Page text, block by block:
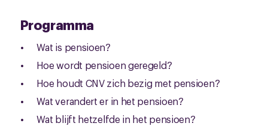
Programma
Wat is pensioen?
Hoe wordt pensioen geregeld?
Hoe houdt CNV zich bezig met pensioen?
Wat verandert er in het pensioen?
Wat blijft hetzelfde in het pensioen?